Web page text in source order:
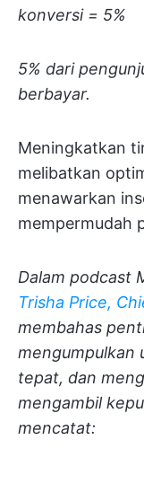
konversi = 5%
5% dari
berbayar.
Meningkatkan
melibatkan
menawarkan
mempermudah
Dalam podcast
Trisha Price,
membahas
mengumpulkan
tepat, dan
mengambil
mencatat: